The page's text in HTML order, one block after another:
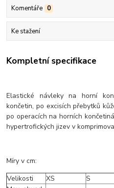
Komentáře 0
Ke stažení
Kompletní specifikace
Elastické návleky na horní
končetin, po excisích přebytků
po operacích na horních
hypertrofických jizev v
Míry v cm:
Velikosti
XS S